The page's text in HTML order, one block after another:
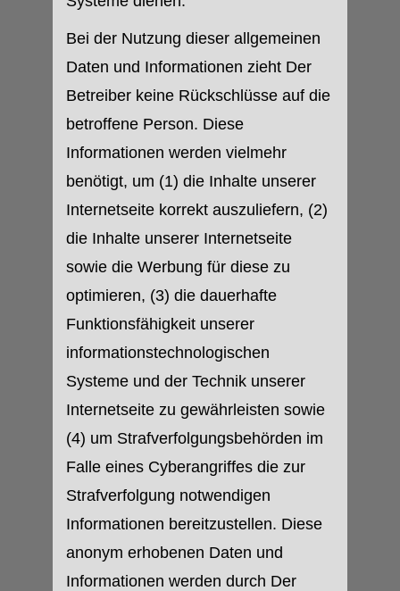
Bei der Nutzung dieser allgemeinen
Daten und Informationen zieht Der
Betreiber keine Rückschlüsse auf die
betroffene Person. Diese
Informationen werden vielmehr
benötigt, um (1) die Inhalte unserer
Internetseite korrekt auszuliefern, (2)
die Inhalte unserer Internetseite
sowie die Werbung für diese zu
optimieren, (3) die dauerhafte
Funktionsfähigkeit unserer
informationstechnologischen
Systeme und der Technik unserer
Internetseite zu gewährleisten sowie
(4) um Strafverfolgungsbehörden im
Falle eines Cyberangriffes die zur
Strafverfolgung notwendigen
Informationen bereitzustellen. Diese
anonym erhobenen Daten und
Informationen werden durch Der